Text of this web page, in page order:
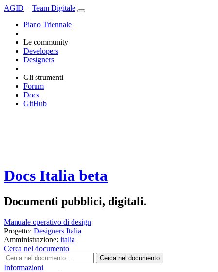
AGID + Team Digitale
Piano Triennale
Le community
Developers
Designers
Gli strumenti
Forum
Docs
GitHub
Docs Italia beta
Documenti pubblici, digitali.
Manuale operativo di design
Progetto: Designers Italia
Amministrazione: italia
Cerca nel documento
Cerca nel documento
Informazioni